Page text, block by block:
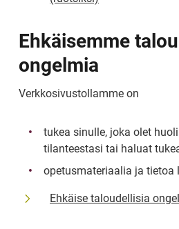
Ehkäisemme
ongelmia
Verkkosivustollamme on
tukea sinulle, joka olet
tilanteestasi tai haluat
opetusmateriaalia ja tietoa
Ehkäise taloudellisia